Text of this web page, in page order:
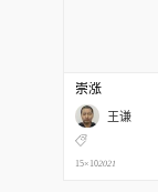
崇涨
王谦
15×102021